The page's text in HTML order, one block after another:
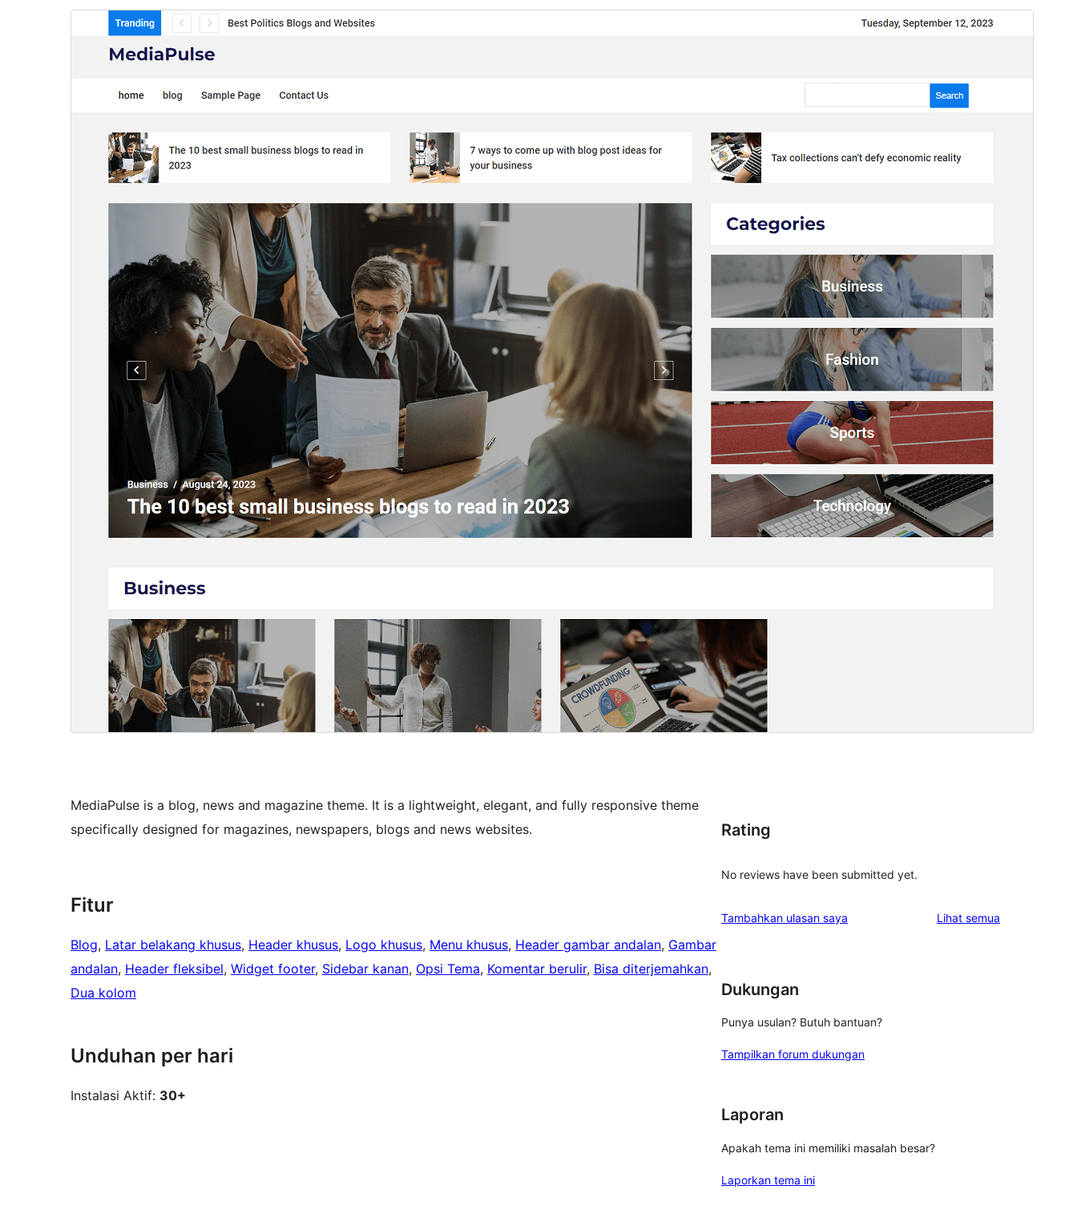
Halaman utama tema
MediaPulse is a blog, news and magazine theme. It is a lightweight, elegant, and fully responsive theme
specifically designed for magazines, newspapers, blogs and news websites.
Fitur
Blog, Latar belakang khusus, Header khusus, Logo khusus, Menu khusus, Header gambar andalan, Gambar
andalan, Header fleksibel, Widget footer, Sidebar kanan, Opsi Tema, Komentar berulir, Bisa diterjemahkan
Dua kolom
Unduhan per hari
Instalasi Aktif: 30+
Rating
No reviews have been submitted yet.
Tambahkan ulasan saya Lihat semua
Dukungan
Punya usulan? Butuh bantuan?
Tampilkan forum dukungan
Laporan
Apakah tema ini memiliki masalah besar?
Laporkan tema ini